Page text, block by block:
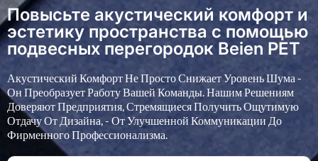
Повысьте акустический комфорт и
эстетику пространства с помощью
подвесных перегородок Beien PET
Акустический Комфорт Не Просто Снижает Уровень Шума -
Он Преобразует Работу Вашей Команды. Нашим Решениям
Доверяют Предприятия, Стремящиеся Получить Ощутимую
Отдачу От Дизайна, - От Улучшенной Коммуникации До
Фирменного Профессионализма.